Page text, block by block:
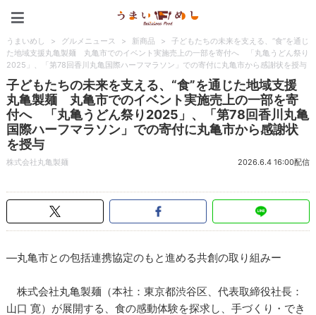
うまいめし > グルメニュース > 新商品 >
子どもたちの未来を支える、“食”を通じ
た地域支援丸亀製麺 丸亀市でのイベント実施売上の一部を寄付へ 「丸亀うどん祭り
2025」、「第78回香川丸亀国際ハーフマラソン」での寄付に丸亀市から感謝状を授与
子どもたちの未来を支える、“食”を通じた地域支援
丸亀製麺 丸亀市でのイベント実施売上の一部を寄
付へ 「丸亀うどん祭り2025」、「第78回香川丸亀
国際ハーフマラソン」での寄付に丸亀市から感謝状
を授与
株式会社丸亀製麺 2026.6.4 16:00配信
―丸亀市との包括連携協定のもと進める共創の取り組みー
株式会社丸亀製麺（本社：東京都渋谷区、代表取締役社長：
山口 寛）が展開する、食の感動体験を探求し、手づくり・でき